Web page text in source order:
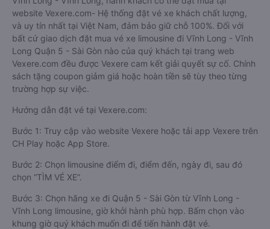
website Vexere.com- Hệ thống đặt vé xe khách chất lượng,
và uy tín nhất tại Việt Nam, đảm bảo giữ chỗ 100%. Đối với
bất cứ giao dịch đặt mua vé xe limousine đi Vĩnh Long - Vĩnh
Long Quận 5 - Sài Gòn nào của quý khách tại trang web
Vexere.com đều được Vexere cam kết giải quyết sự cố. Chính
sách tặng coupon giảm giá hoặc hoàn tiền sẽ tùy theo từng
trường hợp sự việc.
Hướng dẫn đặt vé tại Vexere.com:
Bước 1: Truy cập vào website Vexere hoặc tải app Vexere trên
CH Play hoặc App Store.
Bước 2: Chọn limousine điểm đi, điểm đến, ngày đi, sau đó
chọn “TÌM VÉ XE”.
Bước 3: Chọn hãng xe đi Quận 5 - Sài Gòn từ Vĩnh Long -
Vĩnh Long limousine, giờ khởi hành phù hợp. Bấm chọn vào
khung giờ quý khách muốn đi để tiến hành đặt vé.